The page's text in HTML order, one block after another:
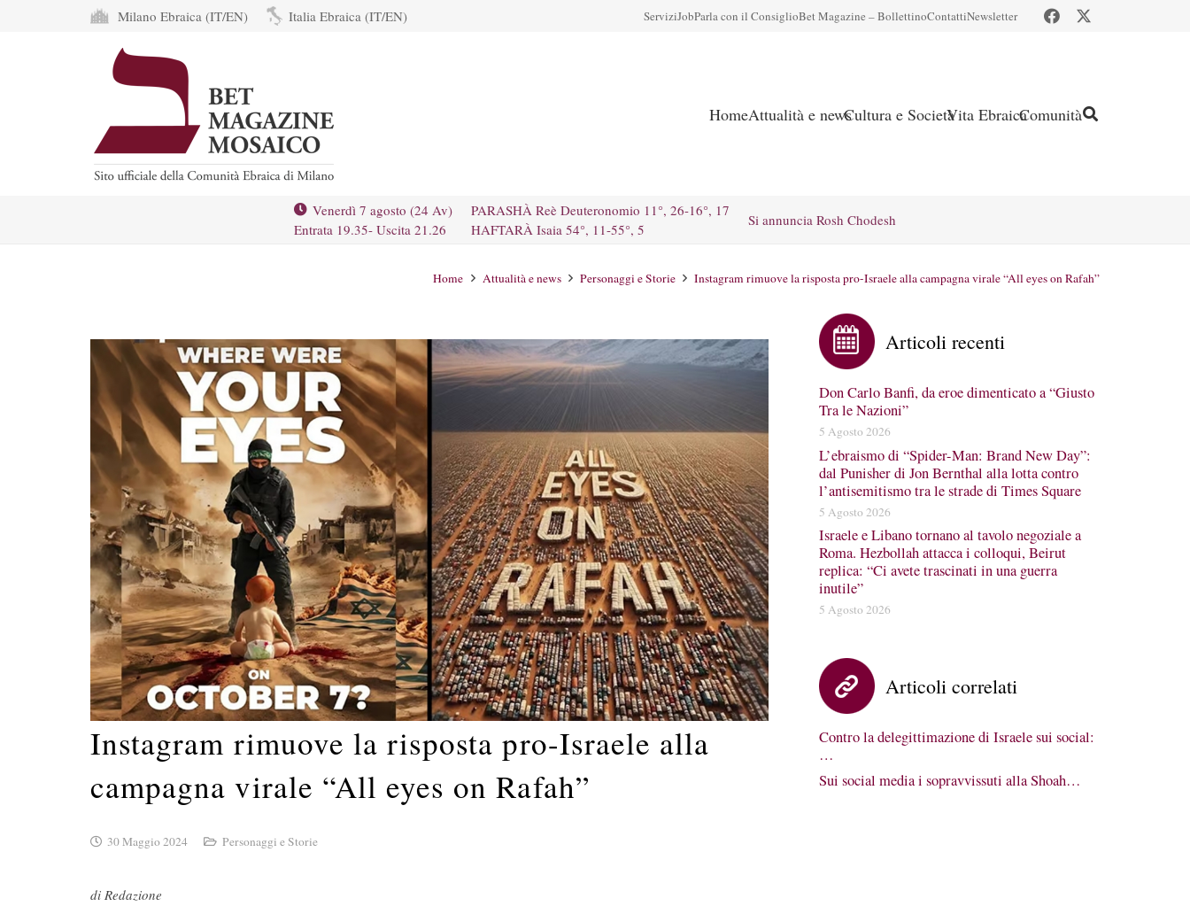
Milano Ebraica (IT/EN) Italia Ebraica (IT/EN) ServiziJobParla con il ConsiglioBet Magazine – BollettinoContattiNewsletter
HomeAttualità e newsCultura e SocietàVita EbraicaComunità
Venerdì 7 agosto (24 Av)
Entrata 19.35- Uscita 21.26
PARASHÀ Reè Deuteronomio 11°, 26-16°, 17
HAFTARÀ Isaia 54°, 11-55°, 5
Si annuncia Rosh Chodesh
Home Attualità e news Personaggi e Storie Instagram rimuove la risposta pro-Israele alla campagna virale “All eyes on Rafah”
Instagram rimuove la risposta pro-Israele alla
campagna virale “All eyes on Rafah”
30 Maggio 2024 Personaggi e Storie
di Redazione
Articoli recenti
Don Carlo Banfi, da eroe dimenticato a “Giusto
Tra le Nazioni”
5 Agosto 2026
L’ebraismo di “Spider-Man: Brand New Day”:
dal Punisher di Jon Bernthal alla lotta contro
l’antisemitismo tra le strade di Times Square
5 Agosto 2026
Israele e Libano tornano al tavolo negoziale a
Roma. Hezbollah attacca i colloqui, Beirut
replica: “Ci avete trascinati in una guerra
inutile”
5 Agosto 2026
Articoli correlati
Contro la delegittimazione di Israele sui social:
…
Sui social media i sopravvissuti alla Shoah…